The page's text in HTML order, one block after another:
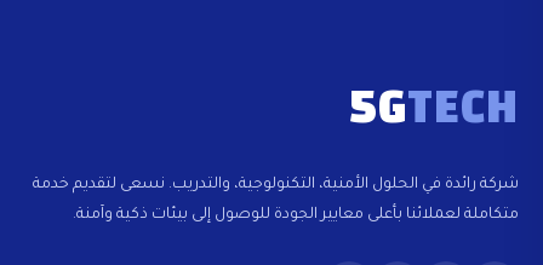
5GTECH
شركة رائدة في الحلول الأمنية، التكنولوجية، والتدريب. نسعى لتقديم خدمة
متكاملة لعملائنا بأعلى معايير الجودة للوصول إلى بيئات ذكية وآمنة.